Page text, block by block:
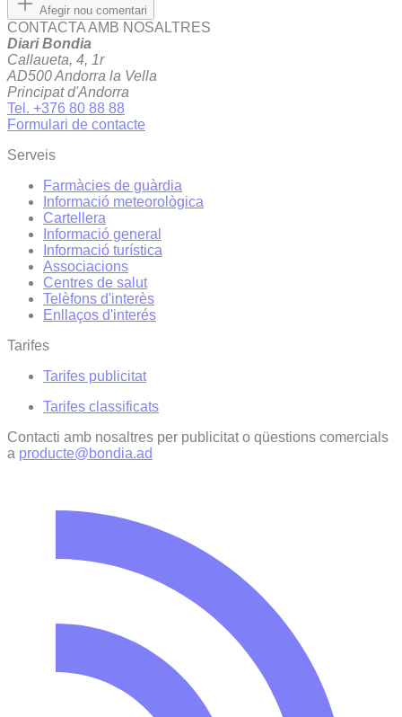
Afegir nou comentari
CONTACTA AMB NOSALTRES
Diari Bondia
Callaueta, 4, 1r
AD500 Andorra la Vella
Principat d'Andorra
Tel. +376 80 88 88
Formulari de contacte
Serveis
Farmàcies de guàrdia
Informació meteorològica
Cartellera
Informació general
Informació turística
Associacions
Centres de salut
Telèfons d'interès
Enllaços d'interés
Tarifes
Tarifes publicitat
Tarifes classificats
Contacti amb nosaltres per publicitat o qüestions comercials
a producte@bondia.ad